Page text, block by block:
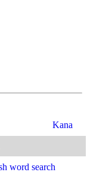
Kana
word search